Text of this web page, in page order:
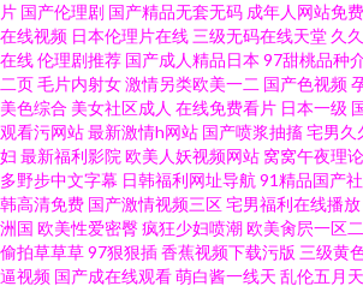
利国产在线播放 久久韩国视频 91韩国菜不能 久久
人妻蝌蚪 乱伦天堂 91久久蜜桃网 欧美性爱网第四
人 九九肏屄 91短视频美女视频 青青草热Av 俺来也
成人社区
片 国产伦理剧 国产精品无套无码 成年人网站免费
在线视频 日本伦理片在线 三级无码在线天堂 久
在线伦理剧推荐 国产成人精品日本 97甜桃品种
二页毛片内射女激情另类欧美一二 国产色视频
美色综合 美女社区成人 在线免费看片 日本一级
观看污网站最新激情h网站 国产喷浆抽搐宅男久
妇 最新福利影院 欧美人妖视频网站 窝窝午夜理论
多野步中文字幕 日韩福利网址导航 91精品国产
韩高清免费 国产激情视频三区宅男福利在线播放
洲国 欧美性爱密臀疯狂少妇喷潮欧美肏屄一区
偷拍草草草97狠狠插香蕉视频下载污版 三级黄
逼视频 国产成在线观看萌白酱一线天 乱伦五月